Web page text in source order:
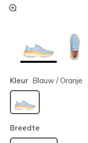
Kleur Blauw / Oranje
geselecteerd
Breedte